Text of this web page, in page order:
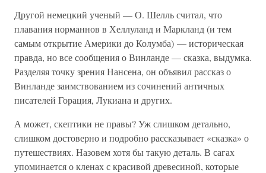
Другой немецкий ученый — О. Шелль считал, что
плавания норманнов в Хеллуланд и Маркланд (и тем
самым открытие Америки до Колумба) — историческая
правда, но все сообщения о Винланде — сказка, выдумка.
Разделяя точку зрения Нансена, он объявил рассказ о
Винланде заимствованием из сочинений античных
писателей Горация, Лукиана и других.
А может, скептики не правы? Уж слишком детально,
слишком достоверно и подробно рассказывает «сказка» о
путешествиях. Назовем хотя бы такую деталь. В сагах
упоминается о кленах с красивой древесиной, которые